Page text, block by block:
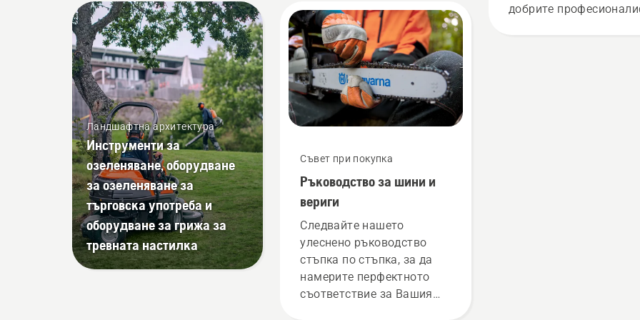
верижния трион на
няколко сантиметра от
ствола на дадено дърво.
Маслото на ствола
показва, че системата за
смазване работи.
Ландшафтна архитектура
Инструменти за
озеленяване, оборудване
за озеленяване за
търговска употреба и
оборудване за грижа за
тревната настилка
Съвет при покупка
Ръководство за шини и
вериги
Следвайте нашето
улеснено ръководство
стъпка по стъпка, за да
намерите перфектното
съответствие за Вашия
добрите